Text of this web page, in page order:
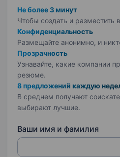
Не более 3 минут
Чтобы создать и разместить
Конфиденциальность
Размещайте анонимно, и
Прозрачность
Узнавайте, какие компании
резюме.
8 предложений каждую
В среднем получают
выбирают лучшие.
Ваши имя и фамилия